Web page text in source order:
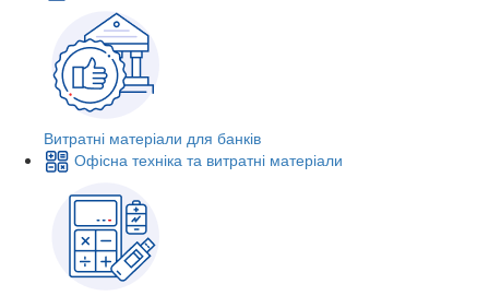
Витратні матеріали для банків
Офісна техніка та витратні матеріали